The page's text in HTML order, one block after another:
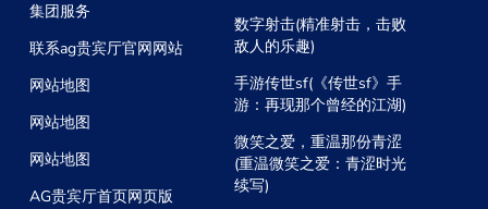
集团服务
联系ag贵宾厅官网网站
网站地图
网站地图
网站地图
AG贵宾厅首页网页版
数字射击(精准射击，击败
敌人的乐趣)
手游传世sf(《传世sf》手
游：再现那个曾经的江湖)
微笑之爱，重温那份青涩
(重温微笑之爱：青涩时光
续写)